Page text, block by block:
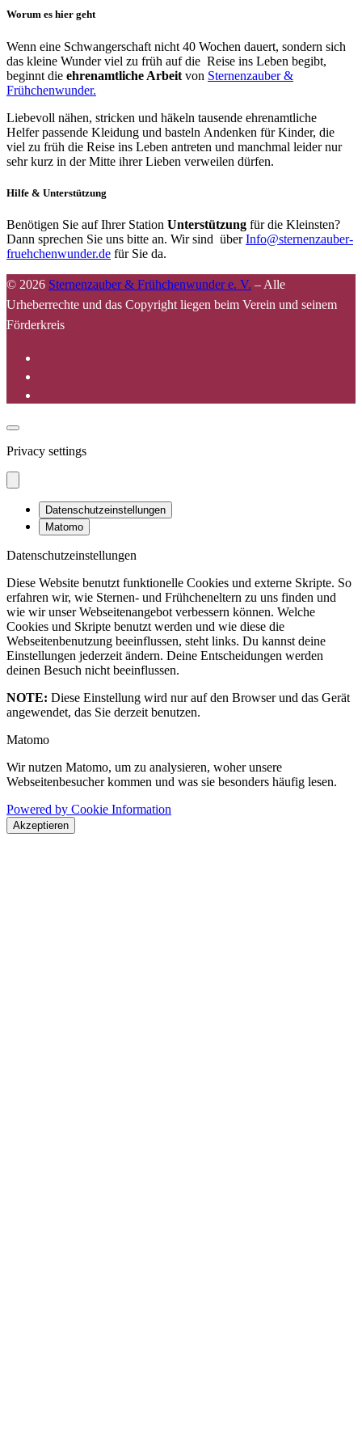
Worum es hier geht
Wenn eine Schwangerschaft nicht 40 Wochen dauert, sondern sich
das kleine Wunder viel zu früh auf die Reise ins Leben begibt,
beginnt die ehrenamtliche Arbeit von Sternenzauber &
Frühchenwunder.
Liebevoll nähen, stricken und häkeln tausende ehrenamtliche
Helfer passende Kleidung und basteln Andenken für Kinder, die
viel zu früh die Reise ins Leben antreten und manchmal leider nur
sehr kurz in der Mitte ihrer Lieben verweilen dürfen.
Hilfe & Unterstützung
Benötigen Sie auf Ihrer Station Unterstützung für die Kleinsten?
Dann sprechen Sie uns bitte an. Wir sind überInfo@sternenzauber-
fruehchenwunder.de für Sie da.
© 2026 Sternenzauber & Frühchenwunder e. V. – Alle
Urheberrechte und das Copyright liegen beim Verein und seinem
Förderkreis
Privacy settings
Datenschutzeinstellungen
Matomo
Datenschutzeinstellungen
Diese Website benutzt funktionelle Cookies und externe Skripte. So
erfahren wir, wie Sternen- und Frühcheneltern zu uns finden und
wie wir unser Webseitenangebot verbessern können. Welche
Cookies und Skripte benutzt werden und wie diese die
Webseitenbenutzung beeinflussen, steht links. Du kannst deine
Einstellungen jederzeit ändern. Deine Entscheidungen werden
deinen Besuch nicht beeinflussen.
NOTE: Diese Einstellung wird nur auf den Browser und das Gerät
angewendet, das Sie derzeit benutzen.
Matomo
Wir nutzen Matomo, um zu analysieren, woher unsere
Webseitenbesucher kommen und was sie besonders häufig lesen.
Powered by Cookie Information
Akzeptieren